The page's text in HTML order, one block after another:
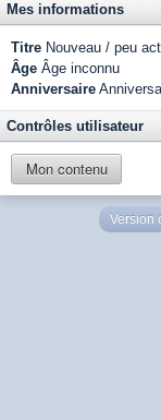
Mes informations
Titre Nouveau / peu
Âge Âge inconnu
Anniversaire
Contrôles utilisateur
Mon contenu
Version